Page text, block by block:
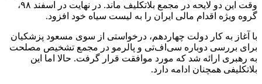
وقت این دو لایحه در مجمع بلاتکلیف ماند. در نهایت در اسفند ۹۸،
گروه ویژه اقدام مالی ایران را به لیست سیاه خود افزود.
با آغاز به کار دولت چهاردهم، درخواستی از سوی مسعود پزشکیان
برای بررسی دوباره سی‌اف‌تی و پالرمو در مجمع تشخیص مصلحت
به رهبری ارائه شد که مورد موافقت قرار گرفت. حالا اما این
بلاتکلیفی همچنان ادامه دارد.